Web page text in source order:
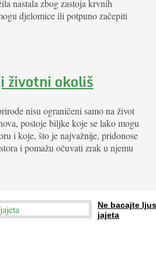
nastala zbog zastoja krvnih
djelomice ili potpuno začepiti
životni okoliš
nisu ograničeni samo na život
postoje biljke koje se lako mogu
i koje, što je najvažnije, pridonose
i pomažu očuvati zrak u njemu
Ne bacajte
jajeta